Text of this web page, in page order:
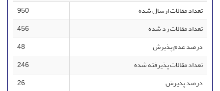
تعداد مقالات ارسال شده
950
تعداد مقالات رد شده
456
درصد عدم پذیرش
48
تعداد مقالات پذیرفته شده
246
درصد پذیرش
26